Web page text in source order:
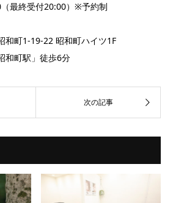
最終受付20:00）※予約制
和町1-19-22 昭和町ハイツ1F
和町駅」徒歩6分